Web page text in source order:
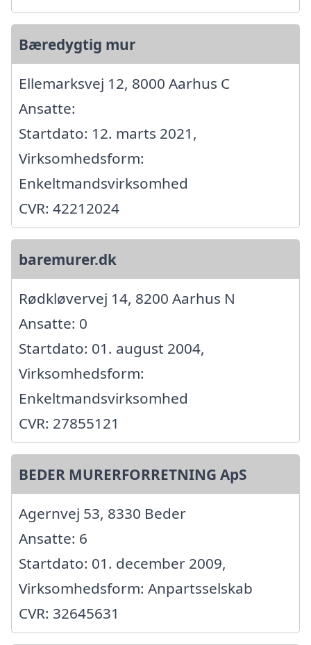
Bæredygtig mur
Ellemarksvej 12, 8000 Aarhus C
Ansatte:
Startdato: 12. marts 2021,
Virksomhedsform:
Enkeltmandsvirksomhed
CVR: 42212024
baremurer.dk
Rødkløvervej 14, 8200 Aarhus N
Ansatte: 0
Startdato: 01. august 2004,
Virksomhedsform:
Enkeltmandsvirksomhed
CVR: 27855121
BEDER MURERFORRETNING ApS
Agernvej 53, 8330 Beder
Ansatte: 6
Startdato: 01. december 2009,
Virksomhedsform: Anpartsselskab
CVR: 32645631